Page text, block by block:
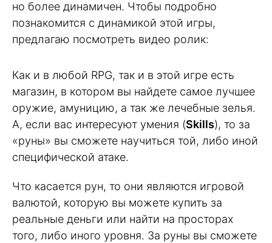
но более динамичен. Чтобы подробно
познакомится с динамикой этой игры,
предлагаю посмотреть видео ролик:
Как и в любой RPG, так и в этой игре есть
магазин, в котором вы найдете самое лучшее
оружие, амуницию, а так же лечебные зелья.
А, если вас интересуют умения (Skills), то за
«руны» вы сможете научиться той, либо иной
специфической атаке.
Что касается рун, то они являются игровой
валютой, которую вы можете купить за
реальные деньги или найти на просторах
того, либо иного уровня. За руны вы сможете